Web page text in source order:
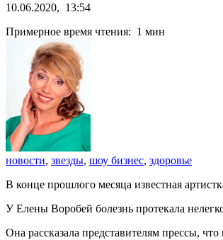
10.06.2020, 13:54
Примерное время чтения: 1 мин
новости, звезды, шоу бизнес, здоровье
В конце прошлого месяца известная
У Елены Воробей болезнь протекала
Она рассказала представителям прессы,